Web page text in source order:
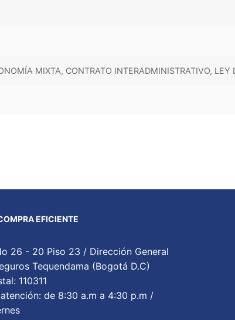
MIXTA, CONTRATO INTERADMINISTRATIVO, LEY
EFICIENTE
26 - 20 Piso 23 / Dirección General
Tequendama (Bogotá D.C)
110311
de 8:30 a.m a 4:30 p.m /